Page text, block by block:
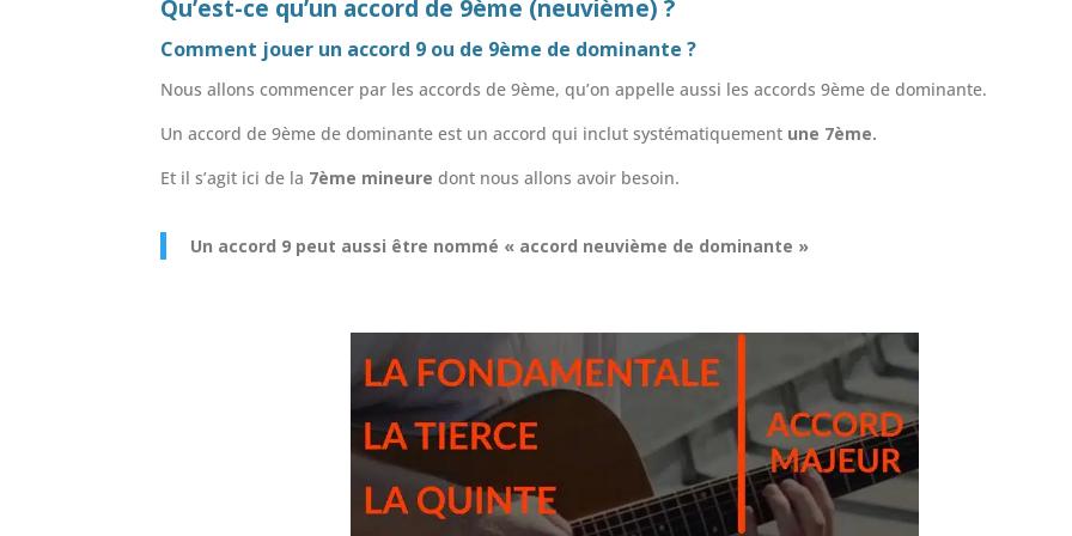
Qu’est-ce qu’un accord de 9ème (neuvième) ?
Comment jouer un accord 9 ou de 9ème de dominante ?
Nous allons commencer par les accords de 9ème, qu’on appelle aussi les accords 9ème de dominante.
Un accord de 9ème de dominante est un accord qui inclut systématiquement une 7ème.
Et il s’agit ici de la 7ème mineure dont nous allons avoir besoin.
Un accord 9 peut aussi être nommé « accord neuvième de dominante »